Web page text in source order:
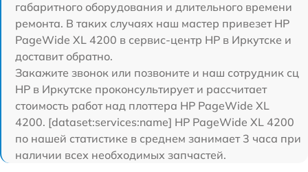
габаритного оборудования и длительного времени
ремонта. В таких случаях наш мастер привезет HP
PageWide XL 4200 в сервис-центр HP в Иркутске и
доставит обратно.
Закажите звонок или позвоните и наш сотрудник сц
HP в Иркутске проконсультирует и рассчитает
стоимость работ над плоттера HP PageWide XL
4200. [dataset:services:name] HP PageWide XL 4200
по нашей статистике в среднем занимает 3 часа при
наличии всех необходимых запчастей.